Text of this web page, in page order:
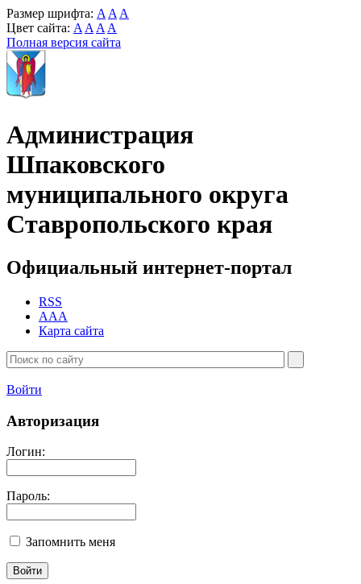
Размер шрифта: A A A
Цвет сайта: A A A A
Полная версия сайта
Администрация
Шпаковского
муниципального округа
Ставропольского края
Официальный интернет-портал
RSS
AAA
Карта сайта
Войти
Авторизация
Логин:
Пароль:
Запомнить меня